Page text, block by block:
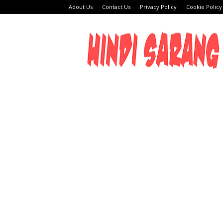
Adout Us Contact Us Privacy Policy Cookie Policy
HINDI
SARANG